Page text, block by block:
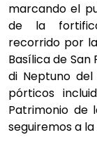
marcando el
de la
recorrido por
Basílica de San
di Neptuno
pórticos
Patrimonio de
seguiremos a